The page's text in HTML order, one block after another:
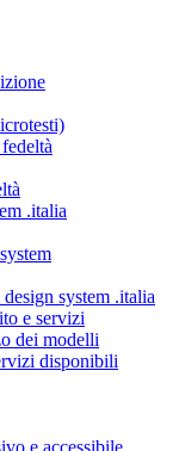
.italia
system .italia
e servizi
dei modelli
disponibili
e accessibile